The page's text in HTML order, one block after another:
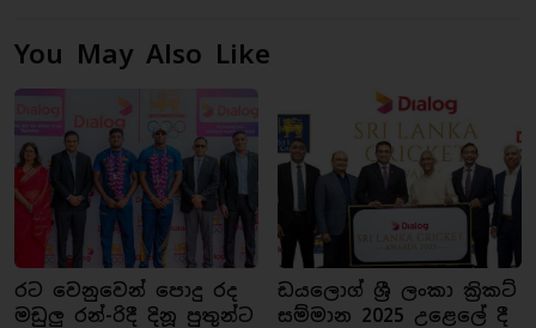
You May Also Like
රට වෙනුවෙන් පොදු රද
මඩුලු රන්-රිදී දිනූ පුතුන්ට
ඩයලොග් ශ්‍රී ලංකා ක්‍රිකට්
සම්මාන 2025 උළෙලේ දී